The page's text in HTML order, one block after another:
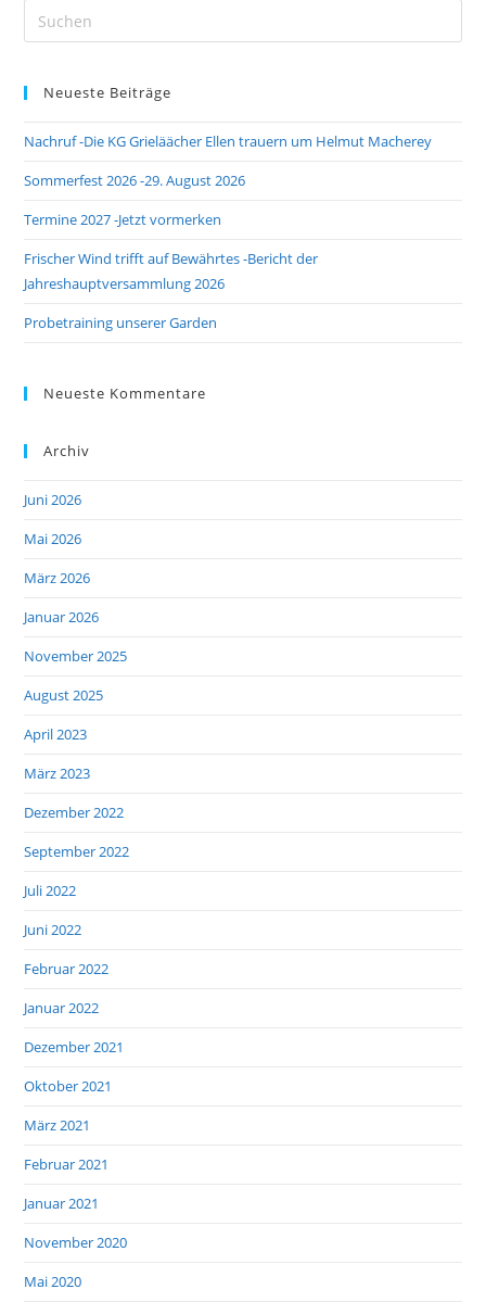
Neueste Beiträge
Nachruf -Die KG Grieläächer Ellen trauern um Helmut Macherey
Sommerfest 2026 -29. August 2026
Termine 2027 -Jetzt vormerken
Frischer Wind trifft auf Bewährtes -Bericht der
Jahreshauptversammlung 2026
Probetraining unserer Garden
Neueste Kommentare
Archiv
Juni 2026
Mai 2026
März 2026
Januar 2026
November 2025
August 2025
April 2023
März 2023
Dezember 2022
September 2022
Juli 2022
Juni 2022
Februar 2022
Januar 2022
Dezember 2021
Oktober 2021
März 2021
Februar 2021
Januar 2021
November 2020
Mai 2020